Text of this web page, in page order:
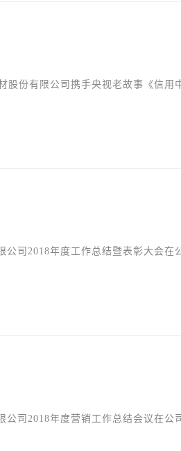
股份有限公司携手央视老故事《信用
司2018年度工作总结暨表彰大会在
司2018年度营销工作总结会议在公